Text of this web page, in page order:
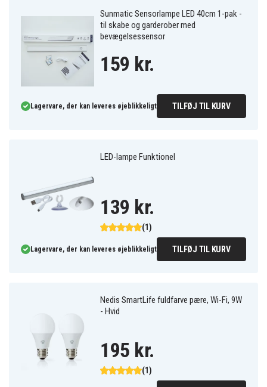
Sunmatic Sensorlampe LED 40cm 1-pak -
til skabe og garderober med
bevægelsessensor
159 kr.
Lagervare, der kan leveres øjeblikkeligt TILFØJ TIL KURV
LED-lampe Funktionel
(1)
139 kr.
Lagervare, der kan leveres øjeblikkeligt TILFØJ TIL KURV
Nedis SmartLife fuldfarve pære, Wi-Fi, 9W
- Hvid
(1)
195 kr.